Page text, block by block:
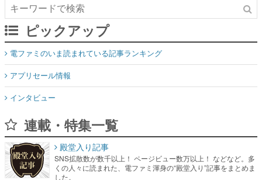
電ファミのいま読まれている記事ランキング
アプリセール情報
インタビュー
連載・特集一覧
くの人々に読まれた、電ファミ渾身の“殿堂入り”記事をまとめま
した。
ゲームの企画書
名作ゲームクリエイターの方々に製作時のエピソードをお聞き
し、ヒットする企画（ゲーム）とは何か？を探っていきます。